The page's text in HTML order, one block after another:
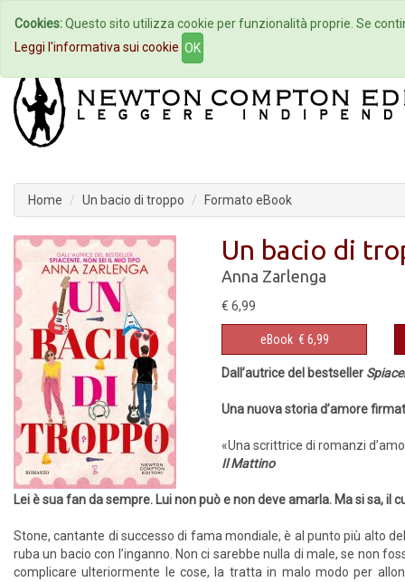
Home Autori Eventi
Home Un bacio di troppo Formato eBook
Un bacio di
Anna Zarlenga
€ 6,99
eBook € 6,99
Dall’autrice del bestseller
Una nuova storia d’amore
«Una scrittrice di romanzi
Il Mattino
Lei è sua fan da sempre. Lui non può e non deve amarla. Ma si sa, il
Stone, cantante di successo di fama mondiale, è al punto più alto
ruba un bacio con l’inganno. Non ci sarebbe nulla di male, se non
complicare ulteriormente le cose, la tratta in malo modo per
Cookies:Questo sito utilizza cookie per funzionalità proprie. Se
Leggi l'informativa sui cookie OK